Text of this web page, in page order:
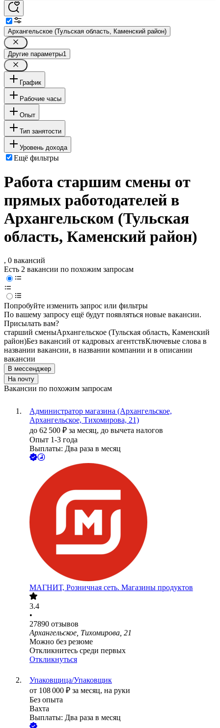
Архангельское (Тульская область, Каменский район)
Другие параметры1
График
Рабочие часы
Опыт
Тип занятости
Уровень дохода
Ещё фильтры
Работа старшим смены от
прямых работодателей в
Архангельском (Тульская
область, Каменский район)
, 0 вакансий
Есть 2 вакансии по похожим запросам
Попробуйте изменить запрос или фильтры
По вашему запросу ещё будут появляться новые вакансии.
Присылать вам?
старший сменыАрхангельское (Тульская область, Каменский
район)Без вакансий от кадровых агентствКлючевые слова в
названии вакансии, в названии компании и в описании
вакансии
В мессенджер
На почту
Вакансии по похожим запросам
Администратор магазина (Архангельское,
Архангельское, Тихомирова, 21)
до 62 500 ₽ за месяц, до вычета налогов
Опыт 1-3 года
Выплаты: Два раза в месяц
МАГНИТ, Розничная сеть. Магазины продуктов
3.4
•
27890 отзывов
Архангельское, Тихомирова, 21
Можно без резюме
Откликнитесь среди первых
Откликнуться
Упаковщица/Упаковщик
от 108 000 ₽ за месяц, на руки
Без опыта
Вахта
Выплаты: Два раза в месяц